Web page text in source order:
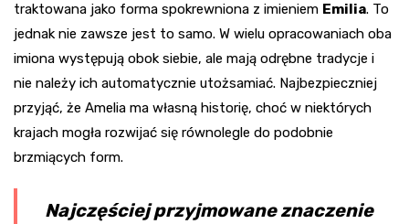
traktowana jako forma spokrewniona z imieniem Emilia. To
jednak nie zawsze jest to samo. W wielu opracowaniach oba
imiona występują obok siebie, ale mają odrębne tradycje i
nie należy ich automatycznie utożsamiać. Najbezpieczniej
przyjąć, że Amelia ma własną historię, choć w niektórych
krajach mogła rozwijać się równolegle do podobnie
brzmiących form.
Najczęściej przyjmowane znaczenie